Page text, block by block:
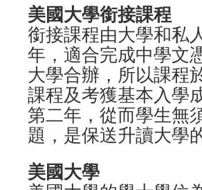
美國大學銜接課程
銜接課程由大學和私
年，適合完成中學文
大學合辦，所以課程
課程及考獲基本入學
第二年，從而學生無
題，是保送升讀大學
美國大學